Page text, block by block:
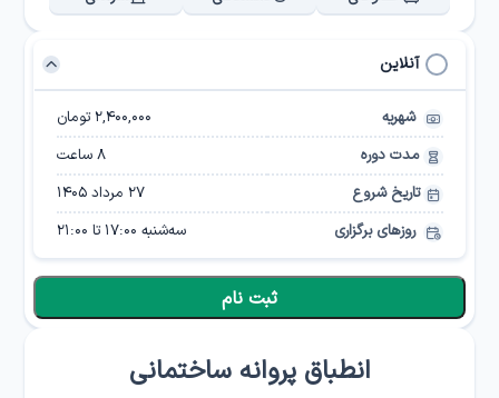
انطباق پروانه ساختمانی
آنلاین
شهریه
۲,۴۰۰,۰۰۰ تومان
مدت دوره
8 ساعت
تاریخ شروع
۲۷ مرداد ۱۴۰۵
روزهای برگزاری
سه‌شنبه 17:00 تا 21:00
ثبت نام